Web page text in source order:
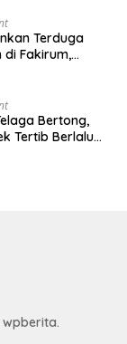
Terduga
di Fakirum,
Bertong,
Tertib Berlalu
wpberita.